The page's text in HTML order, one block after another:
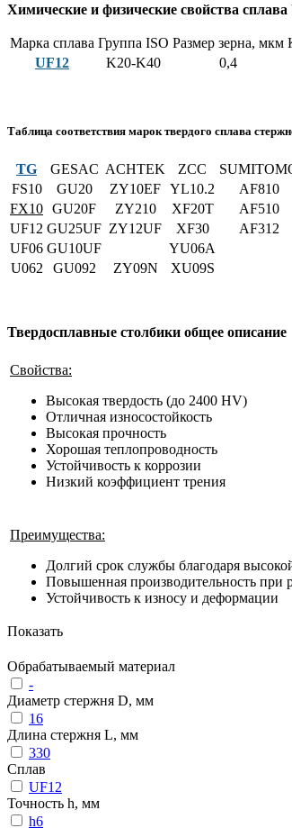
Химические и физические свойства сплава
Марка сплава Группа ISO Размер зерна, мкм
UF12
K20-K40 0,4
Таблица соответствия марок твердого сплава
TG GESAC ACHTEK ZCC
FS10
GU20 ZY10EF YL10.2 AF810
FX10 GU20F ZY210 XF20T AF510
UF12 GU25UF ZY12UF XF30 AF312
UF06 GU10UF YU06A
U062
GU092 ZY09N XU09S
Твердосплавные столбики общее описание
Свойства:
Высокая твердость (до 2400 HV)
Отличная износостойкость
Высокая прочность
Хорошая теплопроводность
Устойчивость к коррозии
Низкий коэффициент трения
Преимущества:
Долгий срок службы благодаря
Повышенная производительность при
Устойчивость к износу и деформации
Показать
Обрабатываемый материал
-
Диаметр стержня D, мм
16
Длина стержня L, мм
330
Сплав
UF12
Точность h, мм
h6